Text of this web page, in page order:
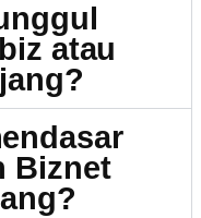
atau
Biznet